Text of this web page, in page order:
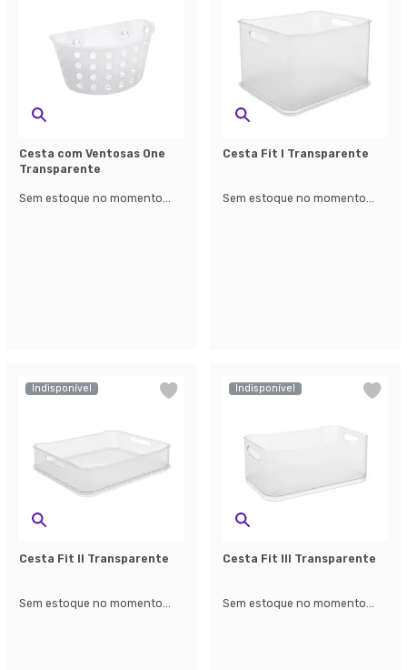
Cesta com Ventosas One
Transparente
Sem estoque no momento...
Cesta Fit I Transparente
Sem estoque no momento...
Indisponível
Cesta Fit II Transparente
Sem estoque no momento...
Indisponível
Cesta Fit III Transparente
Sem estoque no momento...